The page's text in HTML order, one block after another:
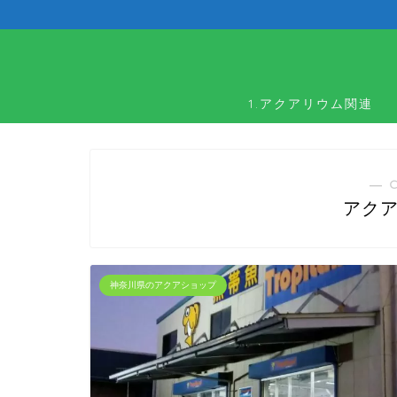
1.アクアリウム関連
―
アク
神奈川県のアクアショップ